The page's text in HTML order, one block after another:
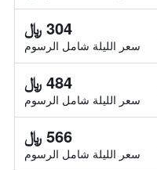
304 ﷼
سعر الليلة شامل الرسوم
484 ﷼
سعر الليلة شامل الرسوم
566 ﷼
سعر الليلة شامل الرسوم